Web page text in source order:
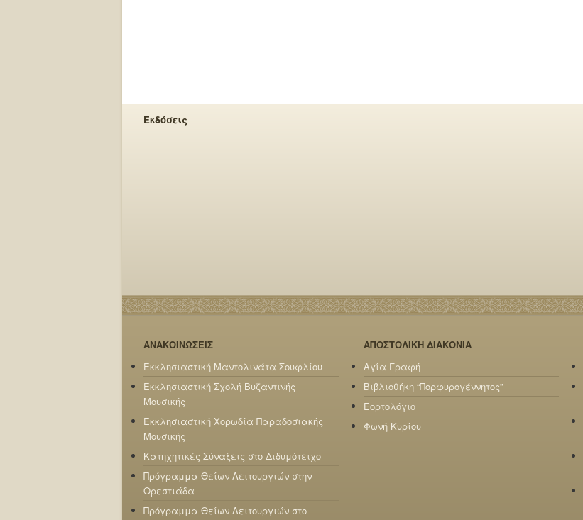
Εκδόσεις
ΑΝΑΚΟΙΝΩΣΕΙΣ
Εκκλησιαστική Μαντολινάτα Σουφλίου
Εκκλησιαστική Σχολή Βυζαντινής
Μουσικής
Εκκλησιαστική Χορωδία Παραδοσιακής
Μουσικής
Κατηχητικές Σύναξεις στο Διδυμότειχο
Πρόγραμμα Θείων Λειτουργιών στην
Ορεστιάδα
Πρόγραμμα Θείων Λειτουργιών στο
ΑΠΟΣΤΟΛΙΚΗ ΔΙΑΚΟΝΙΑ
Αγία Γραφή
Βιβλιοθήκη “Πορφυρογέννητος”
Εορτολόγιο
Φωνή Κυρίου